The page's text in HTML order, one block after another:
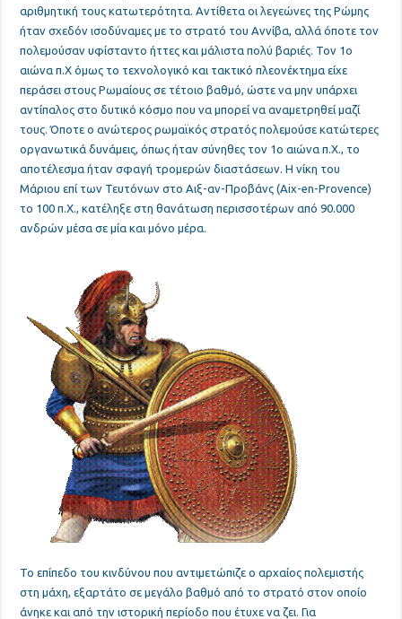
αριθμητική τους κατωτερότητα. Αντίθετα οι λεγεώνες της Ρώμης
ήταν σχεδόν ισοδύναμες με το στρατό του Αννίβα, αλλά όποτε τον
πολεμούσαν υφίσταντο ήττες και μάλιστα πολύ βαριές. Τον 1ο
αιώνα π.Χ όμως το τεχνολογικό και τακτικό πλεονέκτημα είχε
περάσει στους Ρωμαίους σε τέτοιο βαθμό, ώστε να μην υπάρχει
αντίπαλος στο δυτικό κόσμο που να μπορεί να αναμετρηθεί μαζί
τους. Όποτε ο ανώτερος ρωμαϊκός στρατός πολεμούσε κατώτερες
οργανωτικά δυνάμεις, όπως ήταν σύνηθες τον 1ο αιώνα π.Χ., το
αποτέλεσμα ήταν σφαγή τρομερών διαστάσεων. Η νίκη του
Μάριου επί των Τευτόνων στο Αιξ-αν-Προβάνς (Aix-en-Provence)
το 100 π.Χ., κατέληξε στη θανάτωση περισσοτέρων από 90.000
ανδρών μέσα σε μία και μόνο μέρα.
Το επίπεδο του κινδύνου που αντιμετώπιζε ο αρχαίος πολεμιστής
στη μάχη , εξαρτάτο σε μεγάλο βαθμό από το στρατό στον οποίο
άνηκε και από την ιστορική περίοδο που έτυχε να ζει. Για